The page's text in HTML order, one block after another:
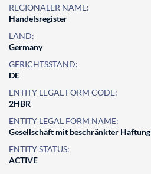
REGIONALER NAME:
Handelsregister
LAND:
Germany
GERICHTSSTAND:
DE
ENTITY LEGAL FORM CODE:
2HBR
ENTITY LEGAL FORM NAME:
Gesellschaft mit beschränkter Haftung
ENTITY STATUS:
ACTIVE